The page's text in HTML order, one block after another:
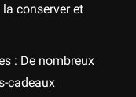
conserver et
: De nombreux
cadeaux